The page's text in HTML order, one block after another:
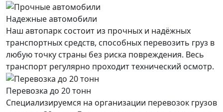
Надежные автомобили
Наш автопарк состоит из прочных и надёжных
транспортных средств, способных перевозить груз в
любую точку страны без риска повреждения. Весь
транспорт регулярно проходит технический осмотр.
Перевозка до 20 тонн
Специализируемся на организации перевозок грузов